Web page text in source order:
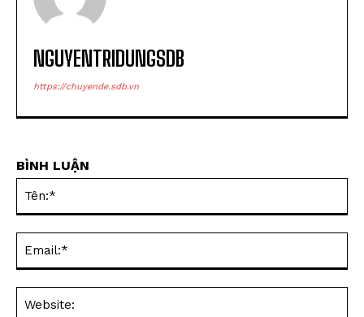
NGUYENTRIDUNGSDB
https://chuyende.sdb.vn
BÌNH LUẬN